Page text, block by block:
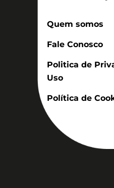
Quem somos
Fale Conosco
Politica de
Uso
Política de